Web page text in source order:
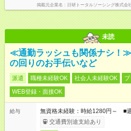
掲載元企業名 日研トータルソーシング株式
未読
≪通勤ラッシュも関係ナシ！
の回りのお手伝いなど
派遣 職種未経験OK 社会人未経験OK
WEB登録・面接OK
給与
無資格未経験：時給1280円～ ■
交通費別途支給あり